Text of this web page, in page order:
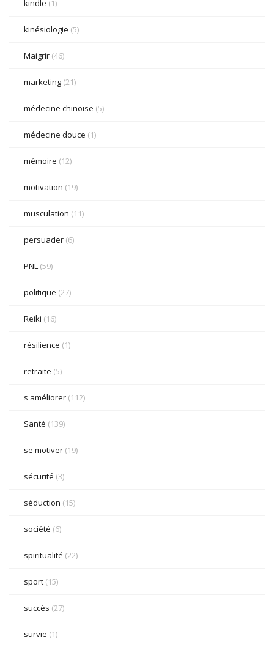
kindle (1)
kinésiologie (5)
Maigrir (46)
marketing (21)
médecine chinoise (5)
médecine douce (1)
mémoire (12)
motivation (19)
musculation (11)
persuader (6)
PNL (59)
politique (27)
Reiki (16)
résilience (1)
retraite (5)
s'améliorer (112)
Santé (139)
se motiver (19)
sécurité (3)
séduction (15)
société (6)
spiritualité (22)
sport (15)
succès (27)
survie (1)